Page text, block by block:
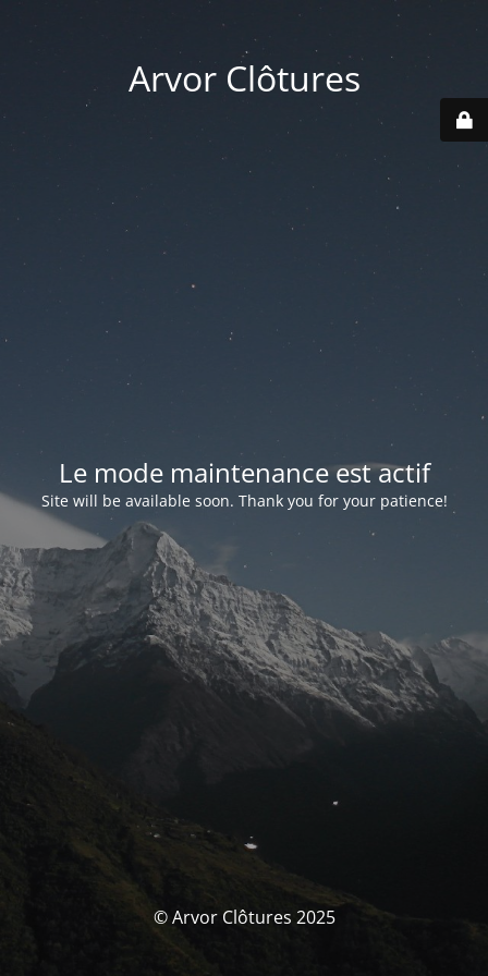
Arvor Clôtures
Le mode maintenance est actif
Site will be available soon. Thank you for your patience!
© Arvor Clôtures 2025